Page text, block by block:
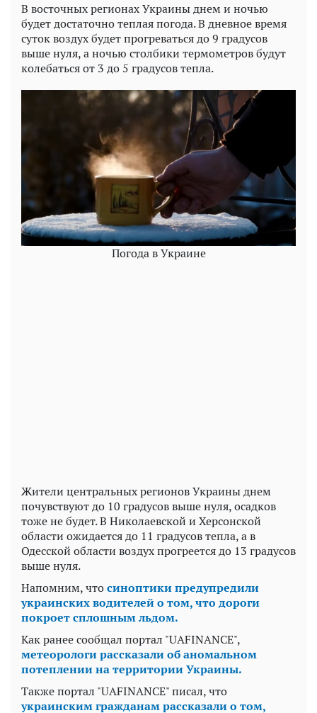
В восточных регионах Украины днем и ночью
будет достаточно теплая погода. В дневное время
суток воздух будет прогреваться до 9 градусов
выше нуля, а ночью столбики термометров будут
колебаться от 3 до 5 градусов тепла.
Погода в Украине
Жители центральных регионов Украины днем
почувствуют до 10 градусов выше нуля, осадков
тоже не будет. В Николаевской и Херсонской
области ожидается до 11 градусов тепла, а в
Одесской области воздух прогреется до 13 градусов
выше нуля.
Напомним, чтосиноптики предупредили
украинских водителей о том, что дороги
покроет сплошным льдом.
Как ранее сообщал портал "UAFINANCE",
метеорологи рассказали об аномальном
потеплении на территории Украины.
Также портал "UAFINANCE" писал, что
украинским гражданам рассказали о том,